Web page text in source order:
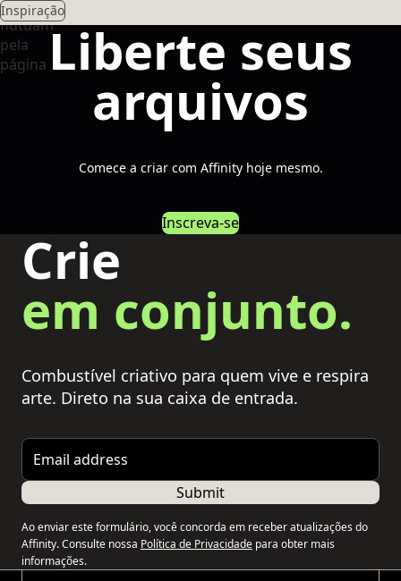
Inspiração
Liberte seus
arquivos
Comece a criar com Affinity hoje mesmo.
Inscreva-se
Crie
em conjunto.
Combustível criativo para quem vive e respira
arte. Direto na sua caixa de entrada.
Email address
Submit
Ao enviar este formulário, você concorda em receber atualizações do
Affinity. Consulte nossa Política de Privacidade para obter mais
informações.